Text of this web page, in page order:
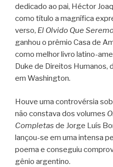
dedicado ao pai, Héctor
como título a magnífica
verso, El Olvido Que
ganhou o prêmio Casa de
como melhor livro latino-
Duke de Direitos Humanos,
em Washington.
Houve uma controvérsia
não constava dos volumes
Completas de Jorge Luís
lançou-se em uma intensa
poema e conseguiu
gênio argentino.